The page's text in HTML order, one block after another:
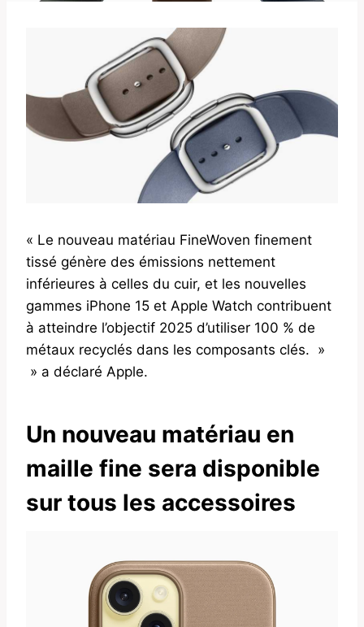
« Le nouveau matériau FineWoven finement
tissé génère des émissions nettement
inférieures à celles du cuir, et les nouvelles
gammes iPhone 15 et Apple Watch contribuent
à atteindre l’objectif 2025 d’utiliser 100 % de
métaux recyclés dans les composants clés. »
» a déclaré Apple.
Un nouveau matériau en
maille fine sera disponible
sur tous les accessoires